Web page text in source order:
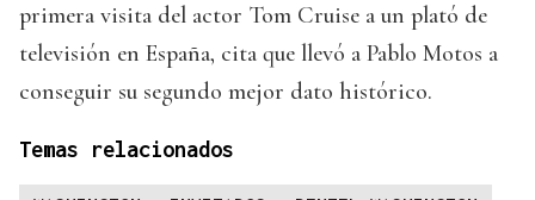
primera visita del actor Tom Cruise a un plató de
televisión en España, cita que llevó a Pablo Motos a
conseguir su segundo mejor dato histórico.
Temas relacionados